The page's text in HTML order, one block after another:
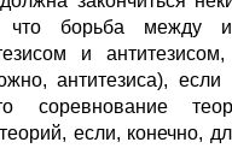
борьба между
и
антитезиса), если
соревнование
если, конечно,